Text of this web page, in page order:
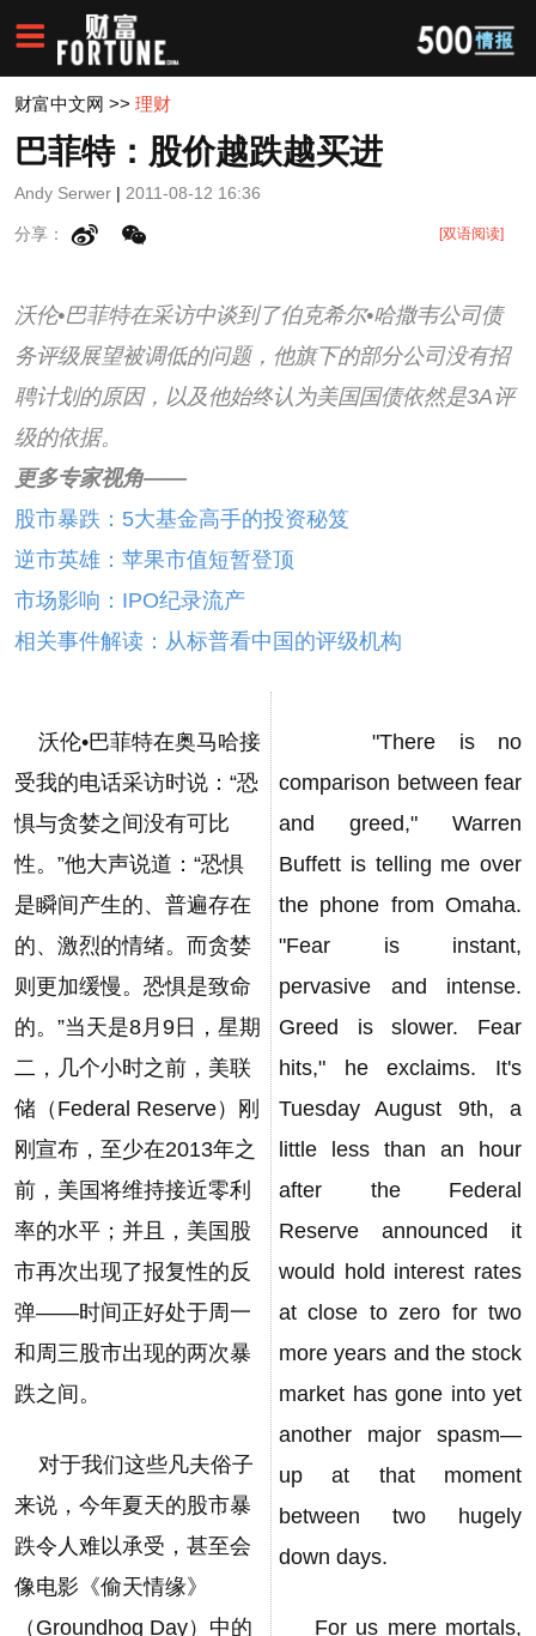
财富中文网 >> 理财
巴菲特：股价越跌越买进
Andy Serwer | 2011-08-12 16:36
分享： [双语阅读]
沃伦•巴菲特在采访中谈到了伯克希尔•哈撒韦公司债
务评级展望被调低的问题，他旗下的部分公司没有招
聘计划的原因，以及他始终认为美国国债依然是3A评
级的依据。
更多专家视角——
股市暴跌：5大基金高手的投资秘笈
逆市英雄：苹果市值短暂登顶
市场影响：IPO纪录流产
相关事件解读：从标普看中国的评级机构
沃伦•巴菲特在奥马哈接
受我的电话采访时说：“恐
惧与贪婪之间没有可比
性。”他大声说道：“恐惧
是瞬间产生的、普遍存在
的、激烈的情绪。而贪婪
则更加缓慢。恐惧是致命
的。”当天是8月9日，星期
二，几个小时之前，美联
储（Federal Reserve）刚
刚宣布，至少在2013年之
前，美国将维持接近零利
率的水平；并且，美国股
市再次出现了报复性的反
弹——时间正好处于周一
和周三股市出现的两次暴
跌之间。
对于我们这些凡夫俗子
来说，今年夏天的股市暴
跌令人难以承受，甚至会
像电影《偷天情缘》
（Groundhog Day）中的
"There is no
comparison between fear
and greed," Warren
Buffett is telling me over
the phone from Omaha.
"Fear is instant,
pervasive and intense.
Greed is slower. Fear
hits," he exclaims. It's
Tuesday August 9th, a
little less than an hour
after the Federal
Reserve announced it
would hold interest rates
at close to zero for two
more years and the stock
market has gone into yet
another major spasm—
up at that moment
between two hugely
down days.
For us mere mortals,